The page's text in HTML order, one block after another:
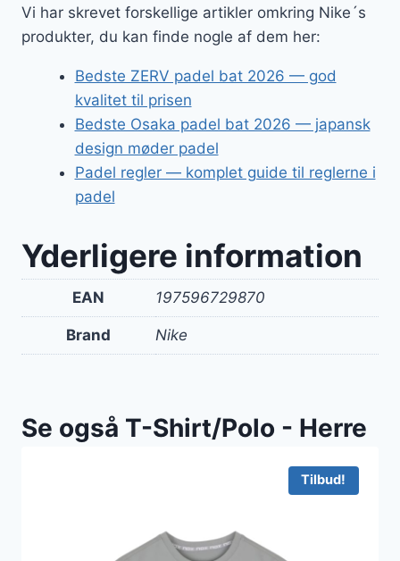
Vi har skrevet forskellige artikler omkring Nike´s
produkter, du kan finde nogle af dem her:
Bedste ZERV padel bat 2026 — god
kvalitet til prisen
Bedste Osaka padel bat 2026 — japansk
design møder padel
Padel regler — komplet guide til reglerne i
padel
Yderligere information
EAN 197596729870
Brand Nike
Se også T-Shirt/Polo - Herre
Tilbud!